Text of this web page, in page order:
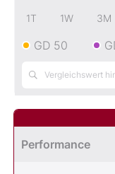
1T 1W 3M
GD 50
Performance